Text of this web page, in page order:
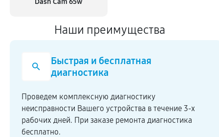
Наши преимущества
Быстрая и бесплатная
диагностика
Проведем комплексную диагностику
неисправности Вашего устройства в течение 3-х
рабочих дней. При заказе ремонта диагностика
бесплатно.